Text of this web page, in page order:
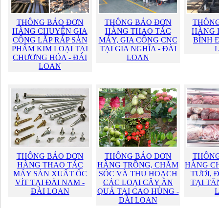
THÔNG BÁO ĐƠN
HÀNG CHUYÊN GIA
CÔNG LẮP RÁP SẢN
PHẨM KIM LOẠI TẠI
CHƯƠNG HÓA - ĐÀI
LOAN
THÔNG BÁO ĐƠN
HÀNG THAO TÁC
MÁY, GIA CÔNG CNC
TẠI GIA NGHĨA - ĐÀI
LOAN
HÀNG
BÌNH
THÔNG BÁO ĐƠN
HÀNG THAO TÁC
MÁY SẢN XUẤT ỐC
VÍT TẠI ĐÀI NAM -
ĐÀI LOAN
THÔNG BÁO ĐƠN
HÀNG TRỒNG, CHĂM
SÓC VÀ THU HOẠCH
CÁC LOẠI CÂY ĂN
QUẢ TẠI CAO HÙNG -
ĐÀI LOAN
HÀNG
TƯƠI,
TẠI